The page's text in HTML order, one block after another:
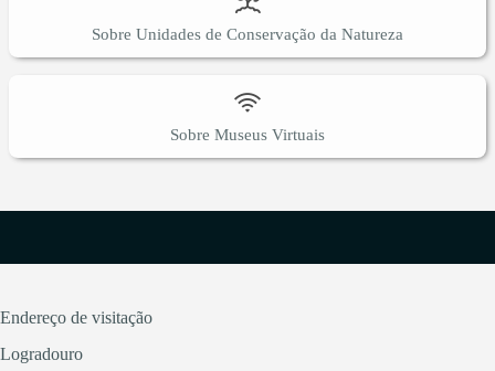
Sobre Unidades de Conservação da Natureza
Sobre Museus Virtuais
Endereço de visitação
Logradouro